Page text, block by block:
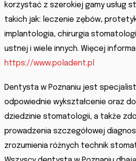
korzystać z szerokiej gamy usług
takich jak: leczenie zębów,
implantologia, chirurgia
ustnej i wiele innych. Więcej
https://www.poladent.pl
Dentysta w Poznaniu jest
odpowiednie wykształcenie oraz
dziedzinie stomatologii, a także
prowadzenia szczegółowej
zrozumienia różnych technik